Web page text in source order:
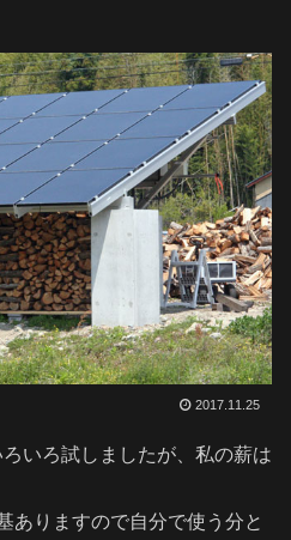
2017.11.25
いろ試しましたが、私の薪は
ありますので自分で使う分と